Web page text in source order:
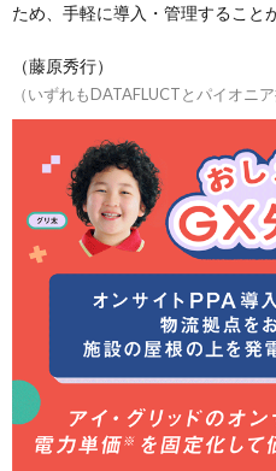
ため、手軽に導入・管理すること
（藤原秀行）
（いずれもDATAFLUCTとパイオニア